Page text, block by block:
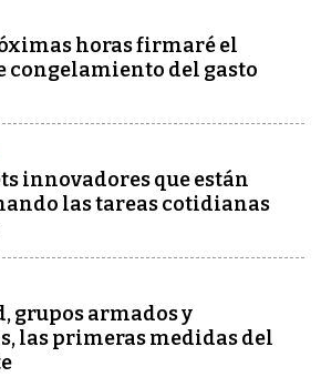
horas firmaré el
congelamiento del gasto
innovadores que están
las tareas cotidianas
grupos armados y
las primeras medidas del